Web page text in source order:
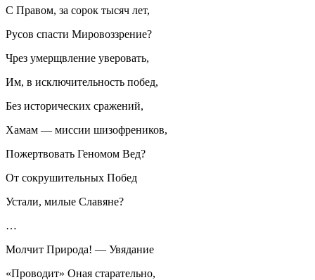
С Правом, за сорок тысяч лет,
Русов спасти Мировоззрение?
Чрез умерщвление уверовать,
Им, в исключительность побед,
Без исторических сражений,
Хамам — миссии шизофреников,
Пожертвовать Геномом Вед?
От сокрушительных Побед
Устали, милые Славяне?
…
Молчит Природа! — Увядание
«Проводит» Оная старательно,